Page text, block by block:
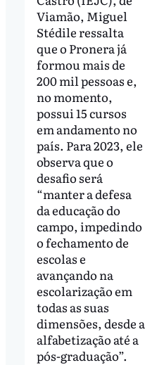
Viamão, Miguel
Stédile ressalta
que o Pronera já
formou mais de
200 mil pessoas e,
no momento,
possui 15 cursos
em andamento no
país. Para 2023, ele
observa que o
desafio será
“manter a defesa
da educação do
campo, impedindo
o fechamento de
escolas e
avançando na
escolarização em
todas as suas
dimensões, desde a
alfabetização até a
pós-graduação”.